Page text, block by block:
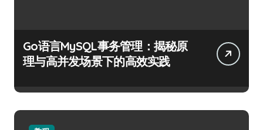
Go语言MySQL事务管理：揭秘原
理与高并发场景下的高效实践